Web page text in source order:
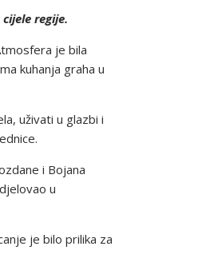
regije.
je bila
kuhanja graha u
uživati u glazbi i
i Bojana
u
je bilo prilika za